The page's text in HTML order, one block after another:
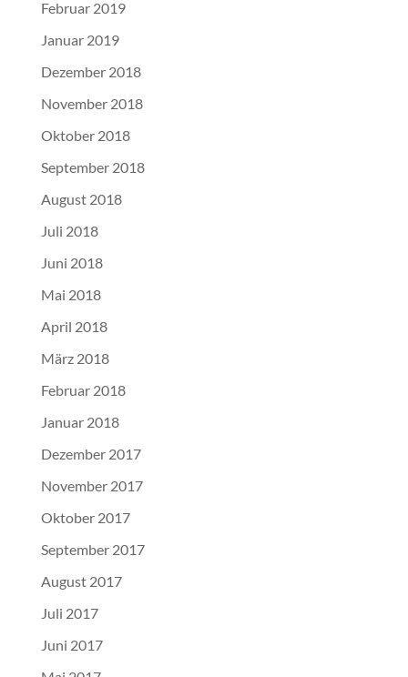
Februar 2019
Januar 2019
Dezember 2018
November 2018
Oktober 2018
September 2018
August 2018
Juli 2018
Juni 2018
Mai 2018
April 2018
März 2018
Februar 2018
Januar 2018
Dezember 2017
November 2017
Oktober 2017
September 2017
August 2017
Juli 2017
Juni 2017